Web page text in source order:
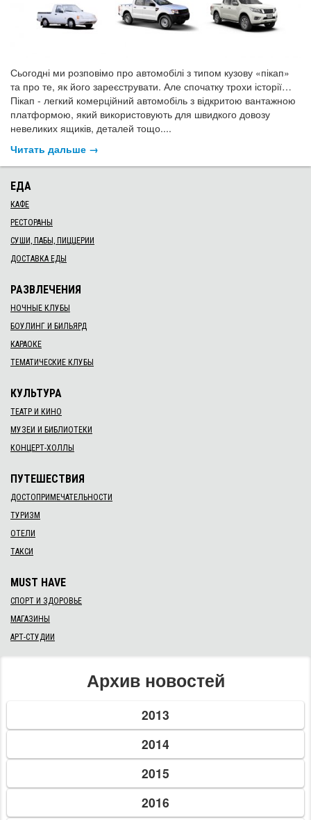
Сьогодні ми розповімо про автомобілі з типом кузову «пікап»
та про те, як його зареєструвати. Але спочатку трохи історії…
Пікап - легкий комерційний автомобіль з відкритою вантажною
платформою, який використовують для швидкого довозу
невеликих ящиків, деталей тощо....
Читать дальше →
ЕДА
КАФЕ
РЕСТОРАНЫ
СУШИ, ПАБЫ, ПИЦЦЕРИИ
ДОСТАВКА ЕДЫ
РАЗВЛЕЧЕНИЯ
НОЧНЫЕ КЛУБЫ
БОУЛИНГ И БИЛЬЯРД
КАРАОКЕ
ТЕМАТИЧЕСКИЕ КЛУБЫ
КУЛЬТУРА
ТЕАТР И КИНО
МУЗЕИ И БИБЛИОТЕКИ
КОНЦЕРТ-ХОЛЛЫ
ПУТЕШЕСТВИЯ
ДОСТОПРИМЕЧАТЕЛЬНОСТИ
ТУРИЗМ
ОТЕЛИ
ТАКСИ
MUST HAVE
СПОРТ И ЗДОРОВЬЕ
МАГАЗИНЫ
АРТ-СТУДИИ
Архив новостей
2013
2014
2015
2016